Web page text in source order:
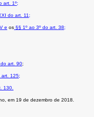
art. 1º;
do art. 11;
e os §§ 1º ao 3º do art. 38;
do art. 90;
art. 125;
130.
em 19 de dezembro de 2018.